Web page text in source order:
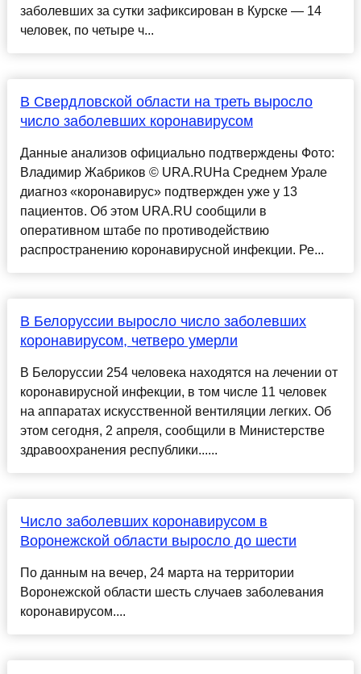
заболевших за сутки зафиксирован в Курске — 14
человек, по четыре ч...
В Свердловской области на треть выросло
число заболевших коронавирусом
Данные анализов официально подтверждены Фото:
Владимир Жабриков © URA.RUНа Среднем Урале
диагноз «коронавирус» подтвержден уже у 13
пациентов. Об этом URA.RU сообщили в
оперативном штабе по противодействию
распространению коронавирусной инфекции. Ре...
В Белоруссии выросло число заболевших
коронавирусом, четверо умерли
В Белоруссии 254 человека находятся на лечении от
коронавирусной инфекции, в том числе 11 человек
на аппаратах искусственной вентиляции легких. Об
этом сегодня, 2 апреля, сообщили в Министерстве
здравоохранения республики......
Число заболевших коронавирусом в
Воронежской области выросло до шести
По данным на вечер, 24 марта на территории
Воронежской области шесть случаев заболевания
коронавирусом....